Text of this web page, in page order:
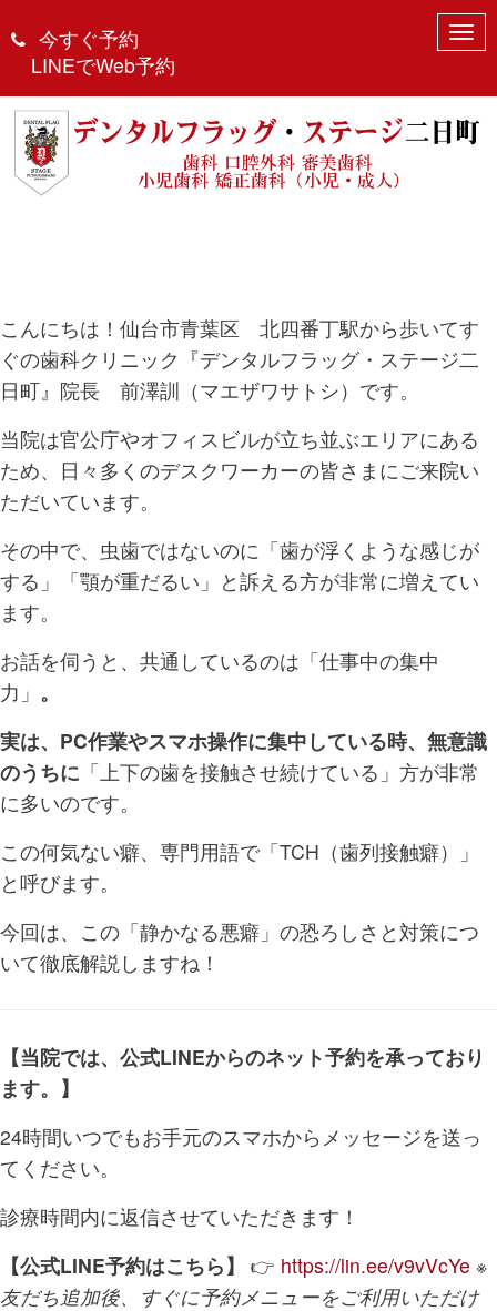
今すぐ予約
LINEでWeb予約
N
a
i
g
a
仕事中に集中すると起きる「TCH
（歯列接触癖）」の罠
May 9, 2026 7:18 pm | 口腔外科 、 歯科、治療 、雑記|DFS
| 0
こんにちは！仙台市青葉区 北四番丁駅から歩いてす
ぐの歯科クリニック『デンタルフラッグ・ステージ二
日町』院長 前澤訓（マエザワサトシ）です。
当院は官公庁やオフィスビルが立ち並ぶエリアにある
ため、日々多くのデスクワーカーの皆さまにご来院い
ただいています。
その中で、虫歯ではないのに「歯が浮くような感じが
する」「顎が重だるい」と訴える方が非常に増えてい
ます。
お話を伺うと、共通しているのは「仕事中の集中
力」 。
実は、PC作業やスマホ操作に集中している時、無意識
のうちに 「上下の歯を接触させ続けている」方が非常
に多いのです。
この何気ない癖、専門用語で「TCH（歯列接触癖）」
と呼びます。
今回は、この「静かなる悪癖」の恐ろしさと対策につ
いて徹底解説しますね！
【当院では、公式LINEからのネット予約を承っており
ます。】
24時間いつでもお手元のスマホからメッセージを送っ
てください。
診療時間内に返信させていただきます！
【公式LINE予約はこちら】 👉 https://lin.ee/v9vVcYe ※
友だち追加後、すぐに予約メニューをご利用いただけ